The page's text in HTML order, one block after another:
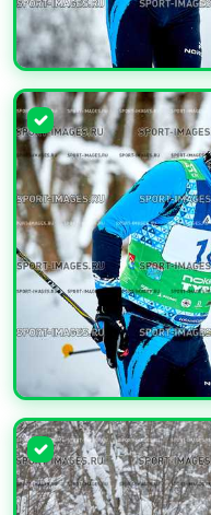
УВЕЛИЧИТЬ
УВЕЛИЧИТЬ